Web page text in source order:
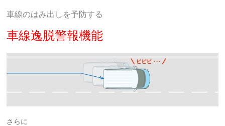
車線のはみ出しを予防する
車線逸脱警報機能
さらに